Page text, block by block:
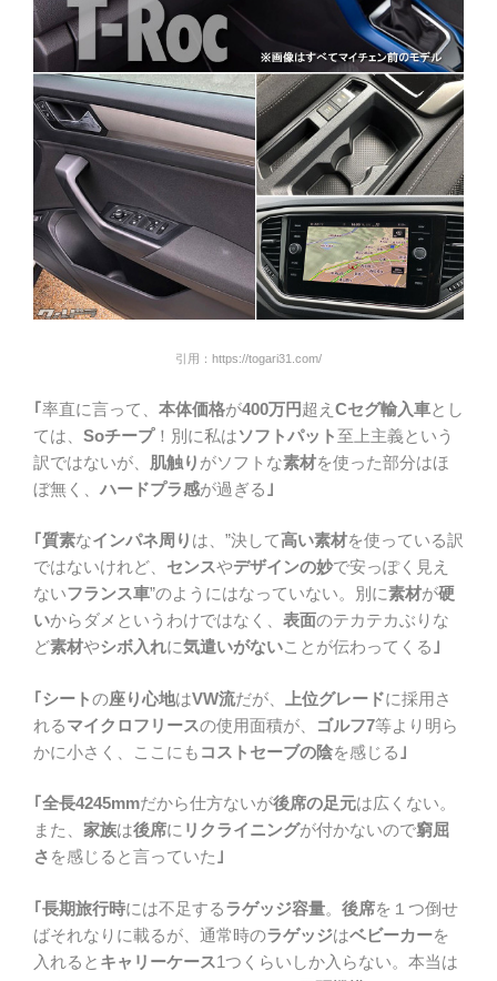
引用：https://togari31.com/
｢率直に言って、 本体価格が400万円 超え Cセグ輸入車とし
ては、 Soチープ！別に私はソフトパット至上主義という
訳ではないが、 肌触り がソフトな素材を使った部分はほ
ぼ無く、 ハードプラ感が過ぎる ｣
｢質素なインパネ周り は、”決して高い素材を使っている訳
ではないけれど、 センスやデザインの妙で安っぽく見え
ないフランス車”のようにはなっていない。別に素材が硬
いからダメというわけではなく、 表面のテカテカぶりな
ど素材やシボ入れに気遣いがないことが伝わってくる｣
｢シートの座り心地はVW流だが、 上位グレードに採用さ
れるマイクロフリースの使用面積が、 ゴルフ7等より明ら
かに小さく、ここにも コストセーブの陰を感じる ｣
｢全長4245mmだから仕方ないが後席の足元は広くない。
また、 家族は後席に リクライニングが付かないので窮屈
さ を感じると言っていた｣
｢長期旅行時には不足するラゲッジ容量。 後席を１つ倒せ
ばそれなりに載るが、通常時のラゲッジはベビーカーを
入れると キャリーケース1つくらいしか入らない。本当は